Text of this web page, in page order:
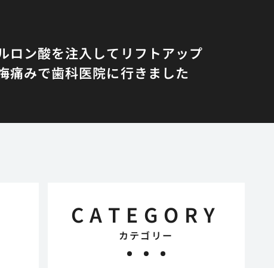
ロン酸を注入してリフトアップ
痛みで歯科医院に行きました
CATEGORY
カテゴリー